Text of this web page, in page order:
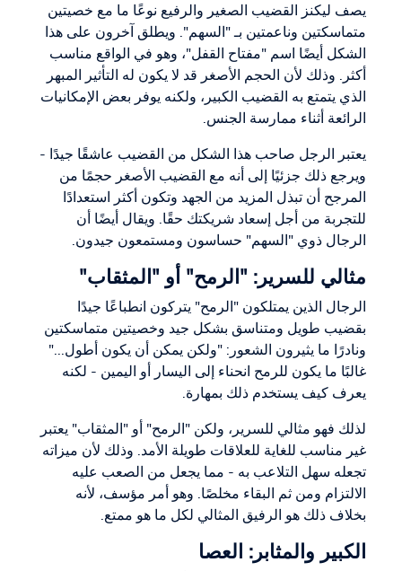
يصف ليكنز القضيب الصغير والرفيع نوعًا ما مع خصيتين
متماسكتين وناعمتين بـ "السهم". ويطلق آخرون على هذا
الشكل أيضًا اسم "مفتاح القفل"، وهو في الواقع مناسب
أكثر. وذلك لأن الحجم الأصغر قد لا يكون له التأثير المبهر
الذي يتمتع به القضيب الكبير، ولكنه يوفر بعض الإمكانيات
الرائعة أثناء ممارسة الجنس.
يعتبر الرجل صاحب هذا الشكل من القضيب عاشقًا جيدًا -
ويرجع ذلك جزئيًا إلى أنه مع القضيب الأصغر حجمًا من
المرجح أن تبذل المزيد من الجهد وتكون أكثر استعدادًا
للتجربة من أجل إسعاد شريكتك حقًا. ويقال أيضًا أن
الرجال ذوي "السهم" حساسون ومستمعون جيدون.
مثالي للسرير: "الرمح" أو "المثقاب"
الرجال الذين يمتلكون "الرمح" يتركون انطباعًا جيدًا
بقضيب طويل ومتناسق بشكل جيد وخصيتين متماسكتين
ونادرًا ما يثيرون الشعور: "ولكن يمكن أن يكون أطول..."
غالبًا ما يكون للرمح انحناء إلى اليسار أو اليمين - لكنه
يعرف كيف يستخدم ذلك بمهارة.
لذلك فهو مثالي للسرير، ولكن "الرمح" أو "المثقاب" يعتبر
غير مناسب للغاية للعلاقات طويلة الأمد. وذلك لأن ميزاته
تجعله سهل التلاعب به - مما يجعل من الصعب عليه
الالتزام ومن ثم البقاء مخلصًا. وهو أمر مؤسف، لأنه
بخلاف ذلك هو الرفيق المثالي لكل ما هو ممتع.
الكبير والمثابر: العصا